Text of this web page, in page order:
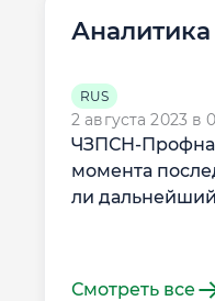
Аналитика
RUS
2 августа 2023 в
ЧЗПСН-
момента
ли
Смотреть все